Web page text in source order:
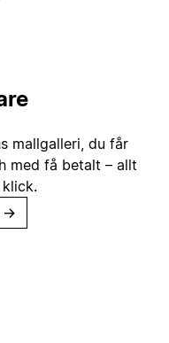
mallgalleri, du får
med få betalt – allt
klick.
→